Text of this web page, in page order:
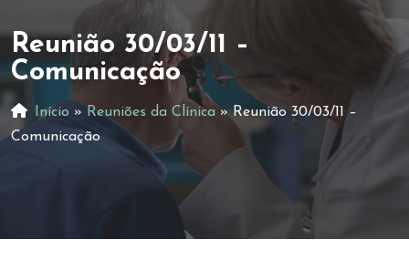
Reunião 30/03/11 –
Comunicação
Início » Reuniões da Clínica »Reunião 30/03/11 –
Comunicação